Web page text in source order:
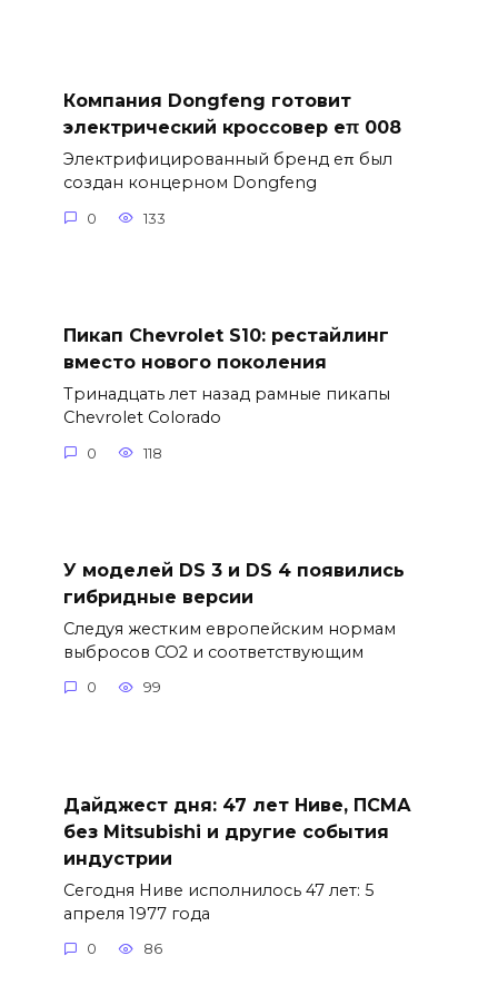
Компания Dongfeng готовит
электрический кроссовер eπ 008
Электрифицированный бренд eπ был
создан концерном Dongfeng
0 133
Пикап Chevrolet S10: рестайлинг
вместо нового поколения
Тринадцать лет назад рамные пикапы
Chevrolet Colorado
0 118
У моделей DS 3 и DS 4 появились
гибридные версии
Следуя жестким европейским нормам
выбросов CO2 и соответствующим
0 99
Дайджест дня: 47 лет Ниве, ПСМА
без Mitsubishi и другие события
индустрии
Сегодня Ниве исполнилось 47 лет: 5
апреля 1977 года
0 86